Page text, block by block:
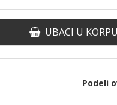
UBACI U KORPU
Podeli